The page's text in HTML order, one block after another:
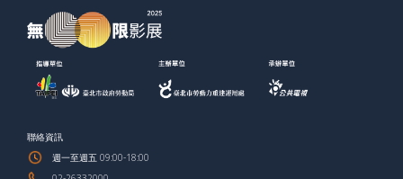
聯絡資訊
週一至週五 09:00-18:00